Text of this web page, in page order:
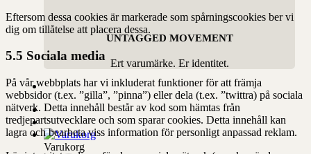
UNTAGGED MOVEMENT
Ert varumärke. Er identitet.
Varukorg
Eftersom dessa cookies är markerade som spårningscookies ber vi
dig om tillåtelse att placera dessa.
5.5 Sociala media
På vår webbplats har vi inkluderat funktioner för att främja
webbsidor (t.ex. ”gilla”, ”pinna”) eller dela (t.ex. ”twittra) på sociala
nätverk. Detta innehåll består av kod som hämtas från
tredjepartsutvecklare och som sparar cookies. Detta innehåll kan
lagra och bearbeta viss information för personligt anpassad reklam.